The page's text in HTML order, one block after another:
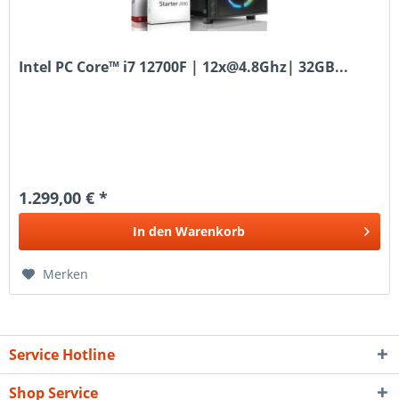
Intel PC Core™ i7 12700F | 12x@4.8Ghz| 32GB...
1.299,00 € *
In den Warenkorb
Merken
Service Hotline
Shop Service